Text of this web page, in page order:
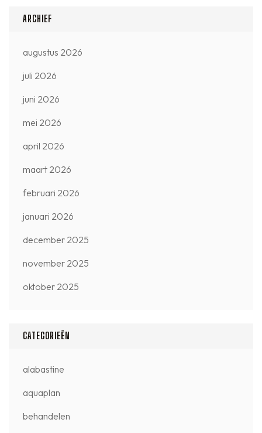
ARCHIEF
augustus 2026
juli 2026
juni 2026
mei 2026
april 2026
maart 2026
februari 2026
januari 2026
december 2025
november 2025
oktober 2025
CATEGORIEËN
alabastine
aquaplan
behandelen